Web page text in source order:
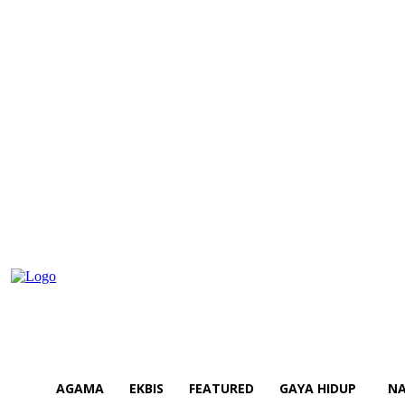
AGAMA EKBIS FEATURED GAYA HIDUP